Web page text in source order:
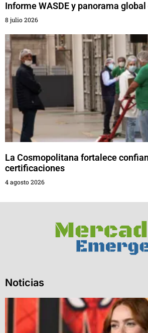
Informe WASDE y panorama
8 julio 2026
La Cosmopolitana fortalece
certificaciones
4 agosto 2026
Noticias